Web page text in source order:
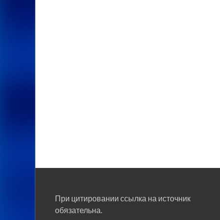
При цитировании ссылка на источник
обязательна.